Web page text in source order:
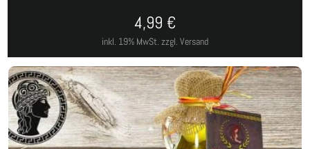
inkl. 19% MwSt. zzgl. Versand
4,99 €